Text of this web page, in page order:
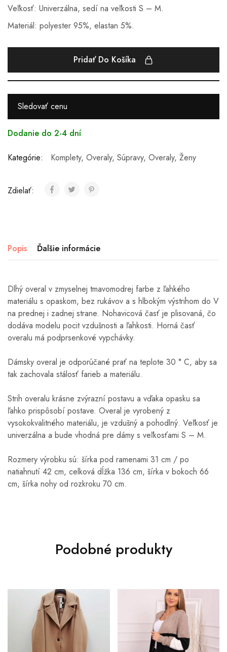
Veľkosť: Univerzálna, sedí na veľkosti S – M.
Materiál: polyester 95%, elastan 5%.
Pridať Do Košíka
Sledovať cenu
Dodanie do 2-4 dní
Kategórie: Komplety, Overaly, Súpravy, Overaly, Ženy
Zdielať:
Popis Ďalšie informácie
Dlhý overal v zmyselnej tmavomodrej farbe z ľahkého
materiálu s opaskom, bez rukávov a s hlbokým výstrihom do V
na prednej i zadnej strane. Nohavicová časť je plisovaná, čo
dodáva modelu pocit vzdušnosti a ľahkosti. Horná časť
overalu má podprsenkové vypchávky.
Dámsky overal je odporúčané prať na teplote 30 ° C, aby sa
tak zachovala stálosť farieb a materiálu.
Strih overalu krásne zvýrazní postavu a vďaka opasku sa
ľahko prispôsobí postave. Overal je vyrobený z
vysokokvalitného materiálu, je vzdušný a pohodlný. Veľkosť je
univerzálna a bude vhodná pre dámy s veľkosťami S – M.
Rozmery výrobku sú: šírka pod ramenami 31 cm / po
natiahnutí 42 cm, celková dĺžka 136 cm, šírka v bokoch 66
cm, šírka nohy od rozkroku 70 cm.
Podobné produkty